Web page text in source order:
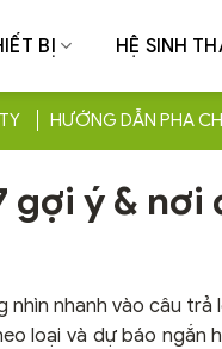
BỊ HỆ SINH
HƯỚNG DẪN PHA
gợi ý & nơi
nhanh vào câu trả
loại và dự báo ngắn